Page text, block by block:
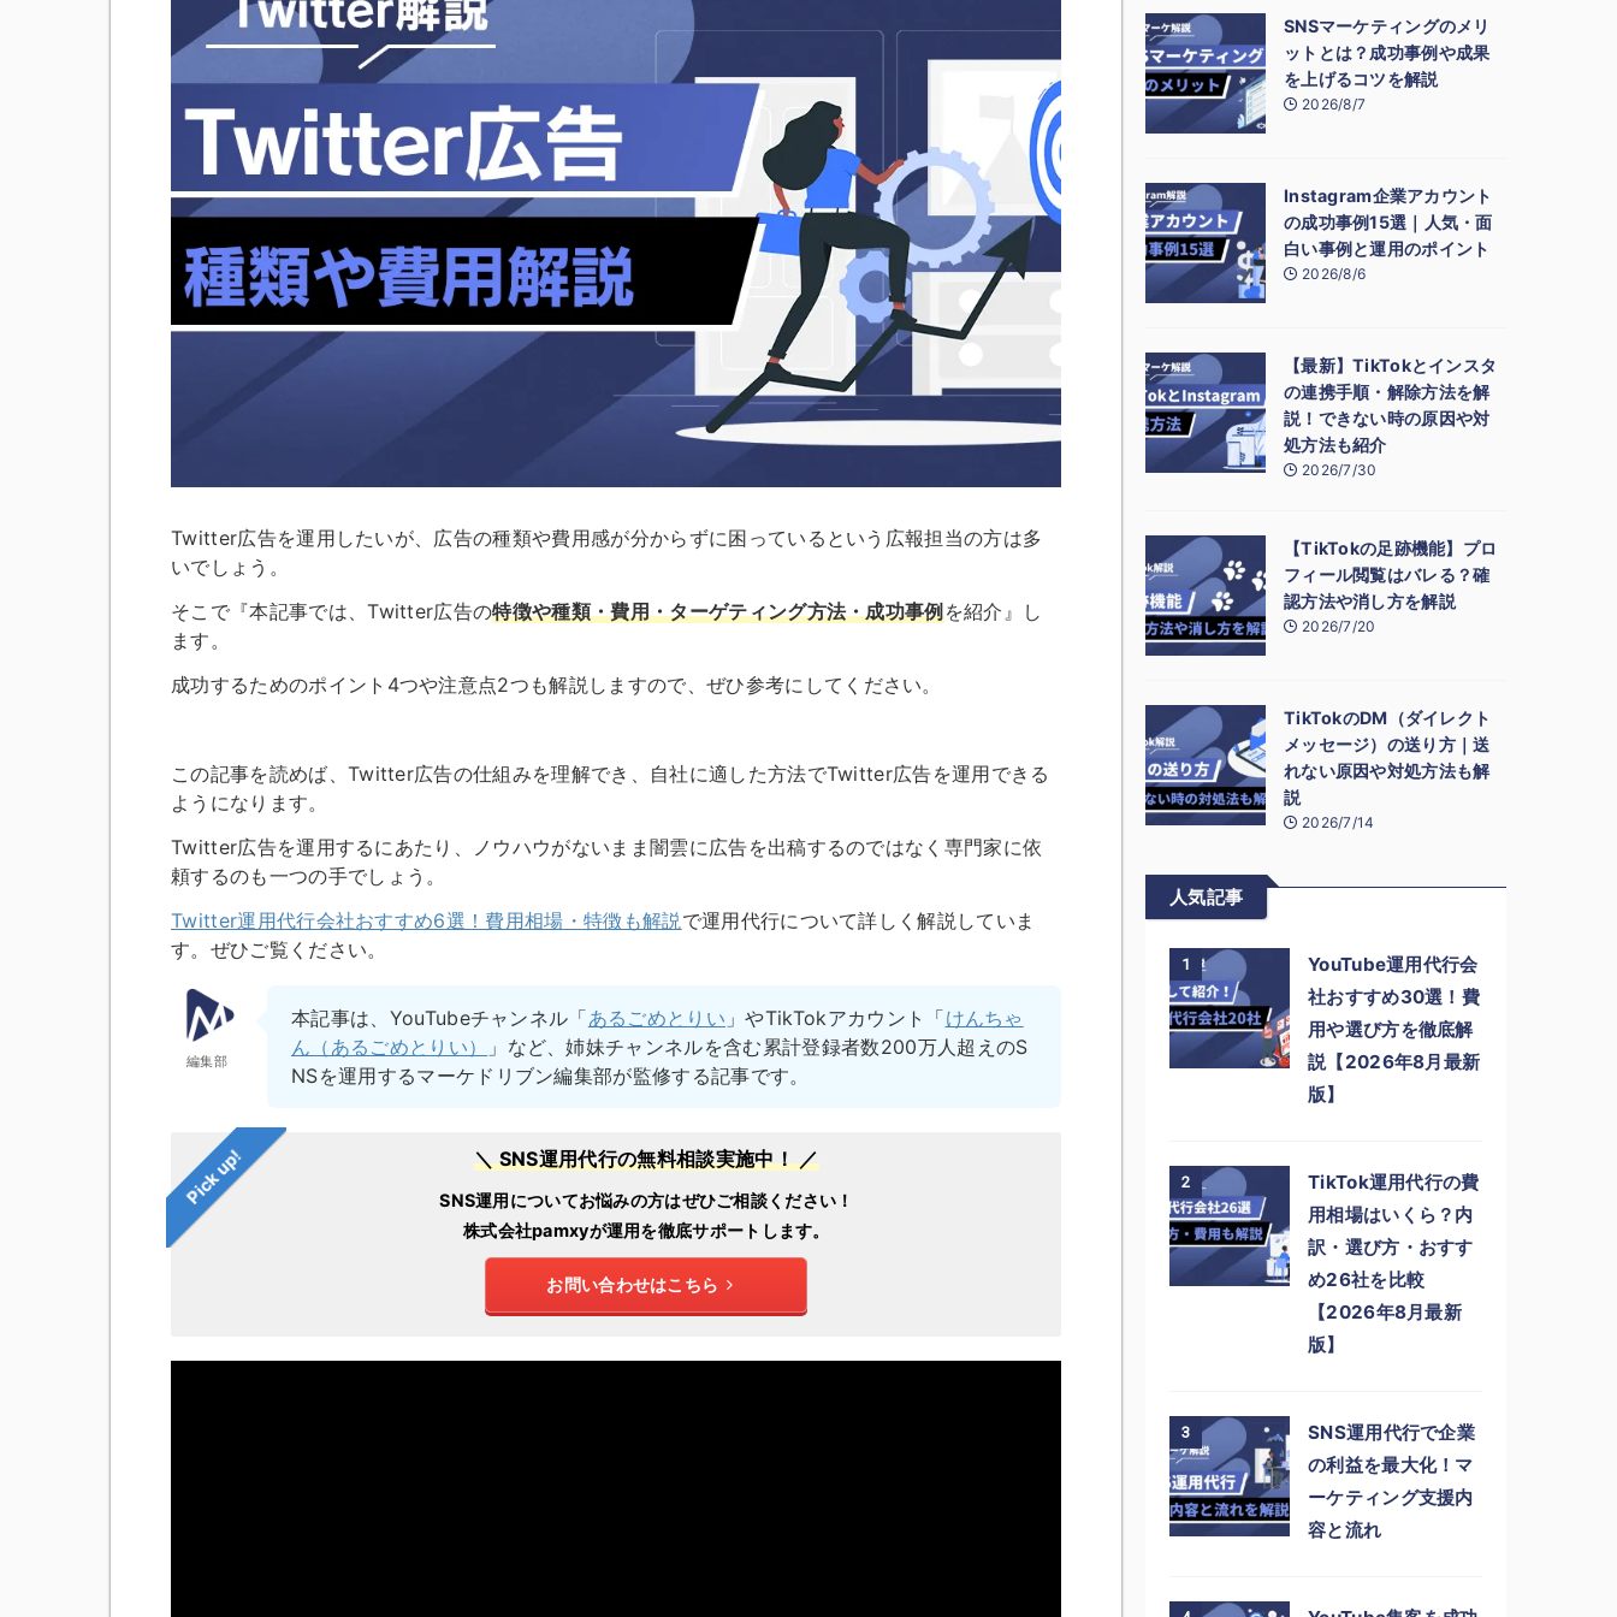
Twitter広告を運用したいが、広告の種類や費用感が分からずに困っているという広報担当の方は多
いでしょう。
そこで『本記事では、Twitter広告の特徴や種類・費用・ターゲティング方法・成功事例を紹介』し
ます。
成功するためのポイント4つや注意点2つも解説しますので、ぜひ参考にしてください。
この記事を読めば、Twitter広告の仕組みを理解でき、自社に適した方法でTwitter広告を運用できる
ようになります。
Twitter広告を運用するにあたり、ノウハウがないまま闇雲に広告を出稿するのではなく専門家に依
頼するのも一つの手でしょう。
Twitter運用代行会社おすすめ6選！費用相場・特徴も解説 で運用代行について詳しく解説していま
す。ぜひご覧ください。
編集部
本記事は、YouTubeチャンネル「あるごめとりい 」やTikTokアカウント「けんちゃ
ん（あるごめとりい）
」など、姉妹チャンネルを含む累計登録者数200万人超えのS
NSを運用するマーケドリブン編集部が監修する記事です。
Pick up! ＼ SNS運用代行の無料相談実施中！ ／
SNS運用についてお悩みの方はぜひご相談ください！
株式会社pamxyが運用を徹底サポートします。
お問い合わせはこちら
SNSマーケティングのメリ
ットとは？成功事例や成果
を上げるコツを解説
2026/8/7
Instagram企業アカウント
の成功事例15選｜人気・面
白い事例と運用のポイント
2026/8/6
【最新】TikTokとインスタ
の連携手順・解除方法を解
説！できない時の原因や対
処方法も紹介
2026/7/30
【TikTokの足跡機能】プロ
フィール閲覧はバレる？確
認方法や消し方を解説
2026/7/20
TikTokのDM（ダイレクト
メッセージ）の送り方｜送
れない原因や対処方法も解
説
2026/7/14
人気記事
1
YouTube運用代行会
社おすすめ30選！費
用や選び方を徹底解
説【2026年8月最新
版】
2
TikTok運用代行の費
用相場はいくら？内
訳・選び方・おすす
め26社を比較
【2026年8月最新
版】
3
SNS運用代行で企業
の利益を最大化！マ
ーケティング支援内
容と流れ